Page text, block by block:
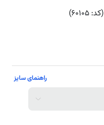
(کد: 60105)
راهنمای سایز